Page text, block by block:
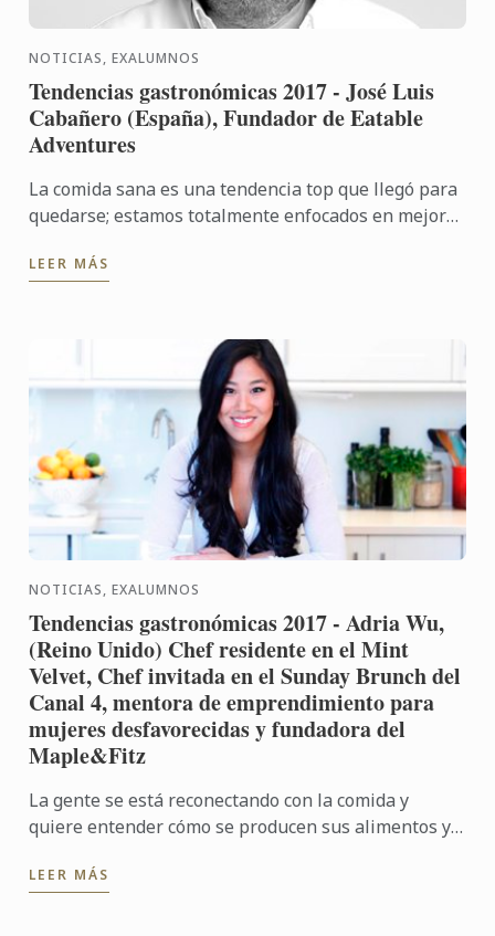
NOTICIAS, EXALUMNOS
Tendencias gastronómicas 2017 - José Luis
Cabañero (España), Fundador de Eatable
Adventures
La comida sana es una tendencia top que llegó para
quedarse; estamos totalmente enfocados en mejorar
inducir ...
LEER MÁS
NOTICIAS, EXALUMNOS
Tendencias gastronómicas 2017 - Adria Wu,
(Reino Unido) Chef residente en el Mint
Velvet, Chef invitada en el Sunday Brunch del
Canal 4, mentora de emprendimiento para
mujeres desfavorecidas y fundadora del
Maple&Fitz
La gente se está reconectando con la comida y
quiere entender cómo se producen sus alimentos y
quieren aprender ...
LEER MÁS